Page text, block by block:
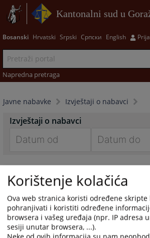
Kantonalni sud u
Bosanski Hrvatski Srpski Српски English
Napredna pretraga
Javne nabavke Izvještaji o nabavci
Izvještaji o nabavci
forward
to
interact
with
the
calendar
and
forward
to
interact
with
the
calendar
and
Korištenje kolačića
Ova web stranica koristi određene skripte
pohranjivati i koristiti određene
browsera i vašeg uređaja (npr. IP adresa
sesiji unutar browsera, ...).